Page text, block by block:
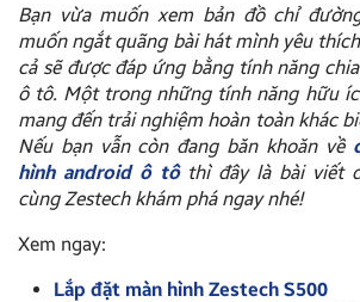
Bạn vừa muốn xem bản đồ chỉ
muốn ngắt quãng bài hát mình yêu
cả sẽ được đáp ứng bằng tính năng
ô tô. Một trong những tính năng hữu
mang đến trải nghiệm hoàn toàn khác
Nếu bạn vẫn còn đang băn khoăn về
hình android ô tôthì đây là bài viết
cùng Zestech khám phá ngay nhé!
Xem ngay:
Lắp đặt màn hình Zestech S500